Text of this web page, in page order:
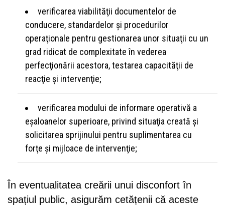
verificarea viabilităţii documentelor de
conducere, standardelor şi procedurilor
operaţionale pentru gestionarea unor situaţii cu un
grad ridicat de complexitate în vederea
perfecţionării acestora, testarea capacităţii de
reacţie şi intervenţie;
verificarea modului de informare operativă a
eşaloanelor superioare, privind situaţia creată şi
solicitarea sprijinului pentru suplimentarea cu
forţe şi mijloace de intervenţie;
În eventualitatea creării unui disconfort în
spațiul public, asigurăm cetățenii că aceste